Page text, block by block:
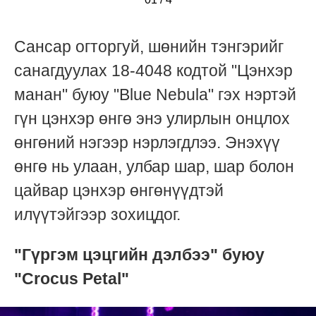
Сансар огторгуй, шөнийн тэнгэрийг
санагдуулах 18-4048 кодтой "Цэнхэр
манан" буюу "Blue Nebula" гэх нэртэй
гүн цэнхэр өнгө энэ улирлын онцлох
өнгөний нэгээр нэрлэгдлээ. Энэхүү
өнгө нь улаан, улбар шар, шар болон
цайвар цэнхэр өнгөнүүдтэй
илүүтэйгээр зохицдог.
"Гүргэм цэцгийн дэлбээ" буюу
"Crocus Petal"